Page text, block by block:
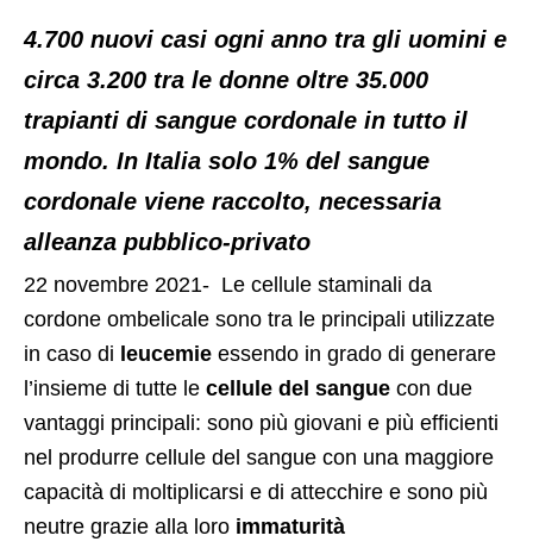
4.700 nuovi casi ogni anno tra gli uomini e
circa 3.200 tra le donne oltre 35.000
trapianti di sangue cordonale in tutto il
mondo. In Italia solo 1% del sangue
cordonale viene raccolto, necessaria
alleanza pubblico-privato
22 novembre 2021- Le cellule staminali da
cordone ombelicale sono tra le principali utilizzate
in caso di leucemie essendo in grado di generare
l’insieme di tutte le cellule del sangue con due
vantaggi principali: sono più giovani e più efficienti
nel produrre cellule del sangue con una maggiore
capacità di moltiplicarsi e di attecchire e sono più
neutre grazie alla loro immaturità